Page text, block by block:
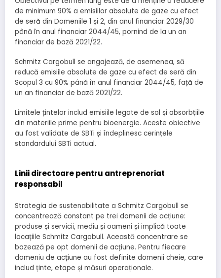
de minimum 90% a emisiilor absolute de gaze cu efect
de seră din Domeniile 1 și 2, din anul financiar 2029/30
până în anul financiar 2044/45, pornind de la un an
financiar de bază 2021/22.
Schmitz Cargobull se angajează, de asemenea, să
reducă emisiile absolute de gaze cu efect de seră din
Scopul 3 cu 90% până în anul financiar 2044/45, față de
un an financiar de bază 2021/22.
Limitele țintelor includ emisiile legate de sol și absorbțiile
din materiile prime pentru bioenergie. Aceste obiective
au fost validate de SBTi și îndeplinesc cerințele
standardului SBTi actual.
Linii directoare pentru antreprenoriat
responsabil
Strategia de sustenabilitate a Schmitz Cargobull se
concentrează constant pe trei domenii de acțiune:
produse și servicii, mediu și oameni și implică toate
locațiile Schmitz Cargobull. Această concentrare se
bazează pe opt domenii de acțiune. Pentru fiecare
domeniu de acțiune au fost definite domenii cheie, care
includ ținte, etape și măsuri operaționale.